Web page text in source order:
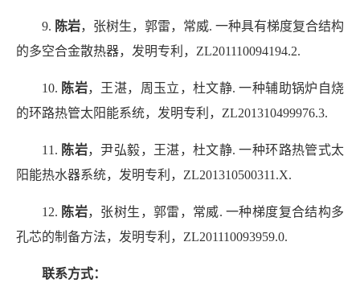
9. 陈岩，张树生，郭雷，常威. 一种具有梯度复合结构
的多空合金散热器，发明专利， ZL201110094194.2.
10. 陈岩，王湛，周玉立，杜文静.一种辅助锅炉自烧
的环路热管太阳能系统，发明专利， ZL201310499976.3.
11. 陈岩，尹弘毅，王湛，杜文静.一种环路热管式太
阳能热水器系统，发明专利， ZL201310500311.X.
12. 陈岩，张树生，郭雷，常威.一种梯度复合结构多
孔芯的制备方法，发明专利， ZL201110093959.0.
联系方式：